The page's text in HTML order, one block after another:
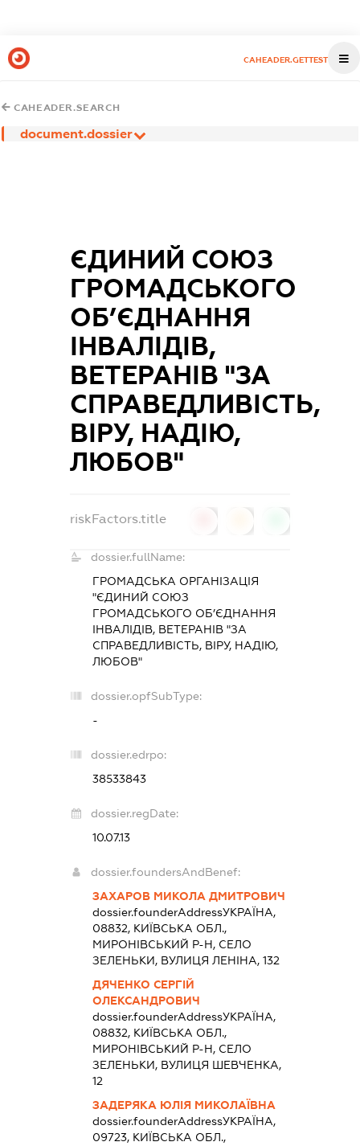
CAHEADER.GETTEST
CAHEADER.SEARCH
document.dossier
ЄДИНИЙ СОЮЗ
ГРОМАДСЬКОГО
ОБ’ЄДНАННЯ
ІНВАЛІДІВ,
ВЕТЕРАНІВ "ЗА
СПРАВЕДЛИВІСТЬ,
ВІРУ, НАДІЮ,
ЛЮБОВ"
riskFactors.title
dossier.fullName:
ГРОМАДСЬКА ОРГАНІЗАЦІЯ
"ЄДИНИЙ СОЮЗ
ГРОМАДСЬКОГО ОБ’ЄДНАННЯ
ІНВАЛІДІВ, ВЕТЕРАНІВ "ЗА
СПРАВЕДЛИВІСТЬ, ВІРУ, НАДІЮ,
ЛЮБОВ"
dossier.opfSubType:
-
dossier.edrpo:
38533843
dossier.regDate:
10.07.13
dossier.foundersAndBenef:
ЗАХАРОВ МИКОЛА ДМИТРОВИЧ
dossier.founderAddressУКРАЇНА,
08832, КИЇВСЬКА ОБЛ.,
МИРОНІВСЬКИЙ Р-Н, СЕЛО
ЗЕЛЕНЬКИ, ВУЛИЦЯ ЛЕНІНА, 132
ДЯЧЕНКО СЕРГІЙ
ОЛЕКСАНДРОВИЧ
dossier.founderAddressУКРАЇНА,
08832, КИЇВСЬКА ОБЛ.,
МИРОНІВСЬКИЙ Р-Н, СЕЛО
ЗЕЛЕНЬКИ, ВУЛИЦЯ ШЕВЧЕНКА,
12
ЗАДЕРЯКА ЮЛІЯ МИКОЛАЇВНА
dossier.founderAddressУКРАЇНА,
09723, КИЇВСЬКА ОБЛ.,